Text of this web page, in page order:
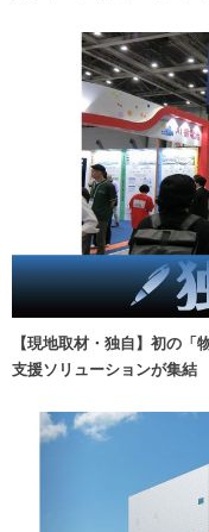
【現地取材・独自】初の
支援ソリューションが集結